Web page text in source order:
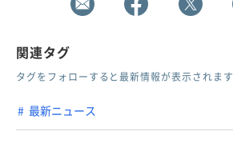
関連タグ
タグをフォローすると最新情報が表示されます
最新ニュース